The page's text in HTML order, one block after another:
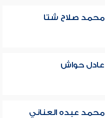
محمد صلاح شتا
عادل حواش
محمد عبده العناني